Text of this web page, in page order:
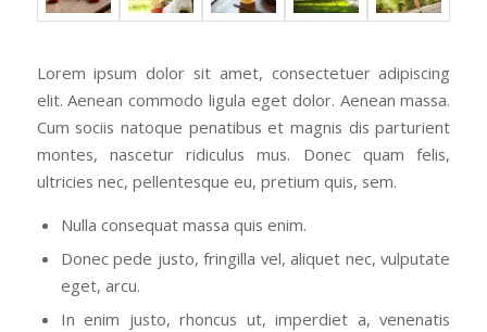
Lorem ipsum dolor sit amet, consectetuer adipiscing
elit. Aenean commodo ligula eget dolor. Aenean massa.
Cum sociis natoque penatibus et magnis dis parturient
montes, nascetur ridiculus mus. Donec quam felis,
ultricies nec, pellentesque eu, pretium quis, sem.
Nulla consequat massa quis enim.
Donec pede justo, fringilla vel, aliquet nec, vulputate
eget, arcu.
In enim justo, rhoncus ut, imperdiet a, venenatis